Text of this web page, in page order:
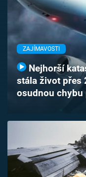
Pořady
TV Program
Časopis
Sledujte prima+
Sledujte nás
ZAJÍMAVOSTI
Nejhorší
stála život přes
osudnou chybu